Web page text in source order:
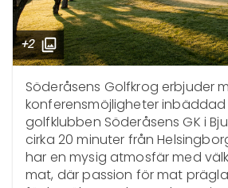
+2
Söderåsens Golfkrog erbjuder
konferensmöjligheter
golfklubben Söderåsens GK i
cirka 20 minuter från
har en mysig atmosfär med
mat, där passion för mat